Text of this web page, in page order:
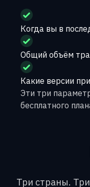
Когда вы в
Общий объём
Какие версии
Эти три
бесплатного
Три страны.